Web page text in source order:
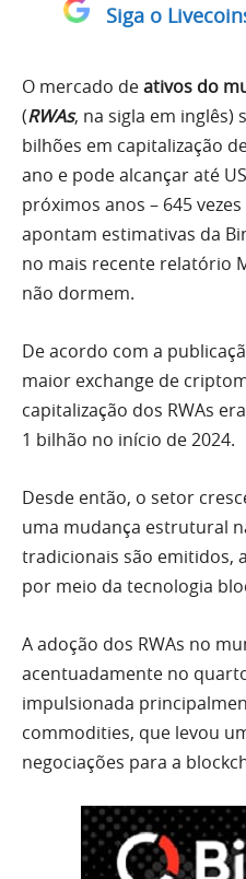
Siga o
O mercado deativos do
(RWAs, na sigla em inglês)
bilhões em capitalização
ano e pode alcançar até
próximos anos – 645
apontam estimativas da
no mais recente relatório
não dormem.
De acordo com a
maior exchange de
capitalização dos RWAs
1 bilhão no início de 2024.
Desde então, o setor
uma mudança estrutural
tradicionais são emitidos,
por meio da tecnologia
A adoção dos RWAs no
acentuadamente no
impulsionada
commodities, que levou
negociações para a